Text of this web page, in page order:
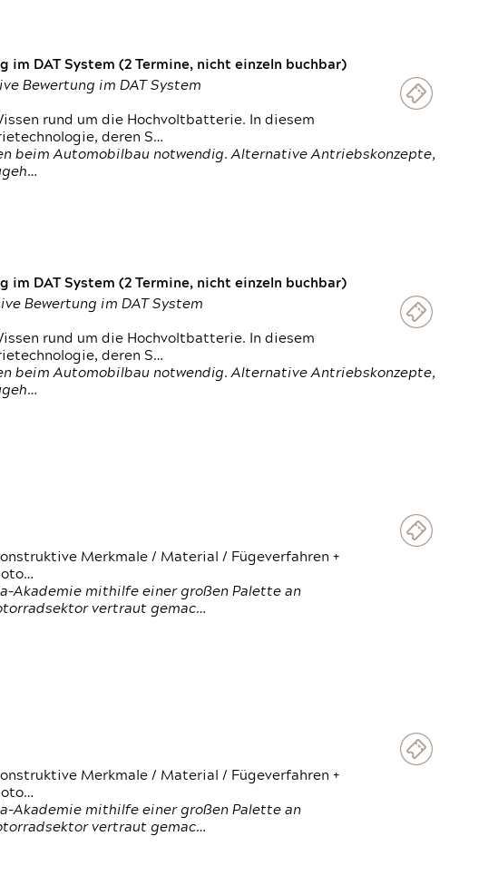
im DAT System (2 Termine, nicht einzeln buchbar)
Bewertung im DAT System
rund um die Hochvoltbatterie. In diesem
deren S…
beim Automobilbau notwendig. Alternative Antriebskonzepte,
im DAT System (2 Termine, nicht einzeln buchbar)
Bewertung im DAT System
rund um die Hochvoltbatterie. In diesem
deren S…
beim Automobilbau notwendig. Alternative Antriebskonzepte,
Merkmale / Material / Fügeverfahren +
Akademie mithilfe einer großen Palette an
vertraut gemac…
Merkmale / Material / Fügeverfahren +
Akademie mithilfe einer großen Palette an
vertraut gemac…